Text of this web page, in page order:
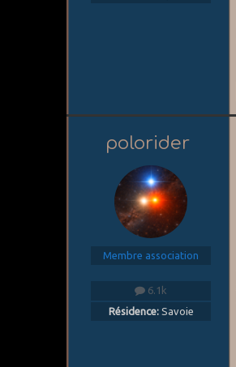
polorider
Membre association
6.1k
Résidence:Savoie